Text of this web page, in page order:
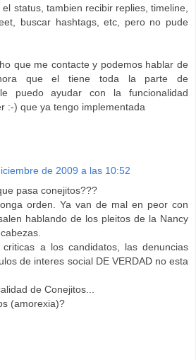
status, tambien recibir replies, timeline,
buscar hashtags, etc, pero no pude
que me contacte y podemos hablar de
que el tiene toda la parte de
puedo ayudar con la funcionalidad
:-) que ya tengo implementada
de 2009 a las 10:52
pasa conejitos???
orden. Ya van de mal en peor con
hablando de los pleitos de la Nancy
a los candidatos, las denuncias
de interes social DE VERDAD no esta
de Conejitos...
(amorexia)?